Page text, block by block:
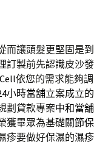
而讓頭髮更堅固是到
訂製前先認識皮沙發
依您的需求能夠調
小時當舖立案成立的
劃貸款專案中和當舖
獲畢眾為基礎關節保
疹要做好保濕的濕疹